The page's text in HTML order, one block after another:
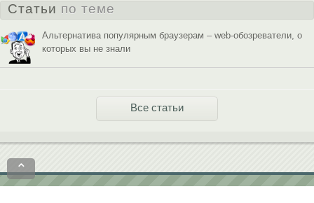
Статьи по теме
Альтернатива популярным браузерам – web-обозреватели, о
которых вы не знали
Все статьи
⌃